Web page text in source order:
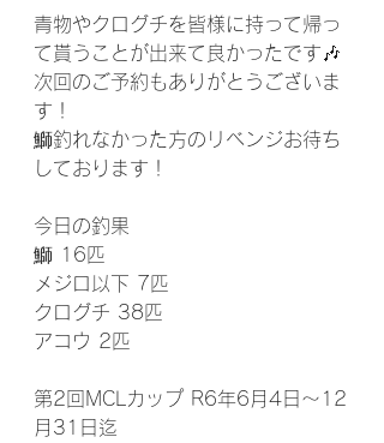
青物やクログチを皆様に持って帰っ
て貰うことが出来て良かったです🎶
次回のご予約もありがとうございま
す！
鰤釣れなかった方のリベンジお待ち
しております！
今日の釣果
鰤 16匹
メジロ以下 7匹
クログチ 38匹
アコウ 2匹
第2回MCLカップ R6年6月4日～12
月31日迄